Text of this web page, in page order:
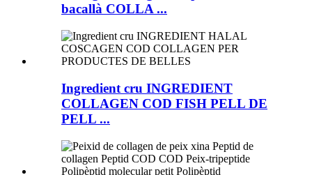
bacallà COLLA ...
Ingredient cru INGREDIENT
COLLAGEN COD FISH PELL DE
PELL ...